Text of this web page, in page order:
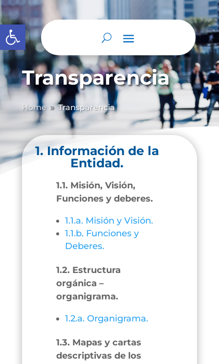
Abrir barra de herramientas
Transparencia
Home 9 Transparencia
1. Información de la
Entidad.
1.1. Misión, Visión,
Funciones y deberes.
1.1.a. Misión y Visión.
1.1.b. Funciones y
Deberes.
1.2. Estructura
orgánica –
organigrama.
1.2.a. Organigrama.
1.3. Mapas y cartas
descriptivas de los